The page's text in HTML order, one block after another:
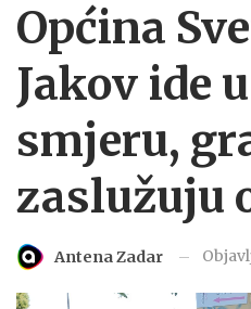
Općina
Jakov ide
smjeru,
zaslužuju
Antena Zadar